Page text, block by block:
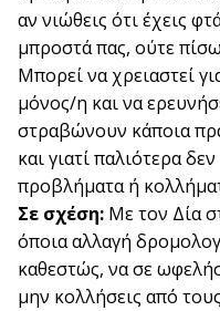
αν νιώθεις ότι έχεις
μπροστά πας, ούτε
Μπορεί να χρειαστεί
μόνος/η και να
στραβώνουν κάποια
και γιατί παλιότερα
προβλήματα ή
Σε σχέση: Με τον Δία
όποια αλλαγή
καθεστώς, να σε
μην κολλήσεις από